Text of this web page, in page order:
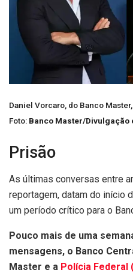
Daniel Vorcaro, do Banco
Foto: Banco Master/Divulgação
Prisão
As últimas conversas entre
reportagem, datam do início
um período crítico para o
Pouco mais de uma
mensagens, o Banco
Master e a Polícia Federal